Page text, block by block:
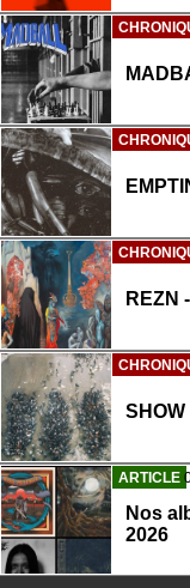
REZN
ARTICLE
Nos
2026